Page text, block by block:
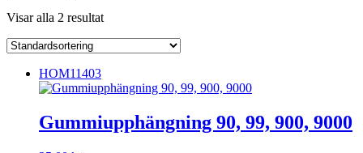
Visar alla 2 resultat
HOM11403
Gummiupphängning 90, 99, 900, 9000